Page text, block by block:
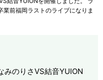
前福岡ラストのライブになりま
みのりさVS結音YUION